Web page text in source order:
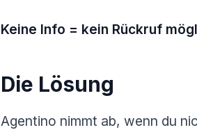
Keine Info = kein Rückruf
Die Lösung
Agentino nimmt ab, wenn du